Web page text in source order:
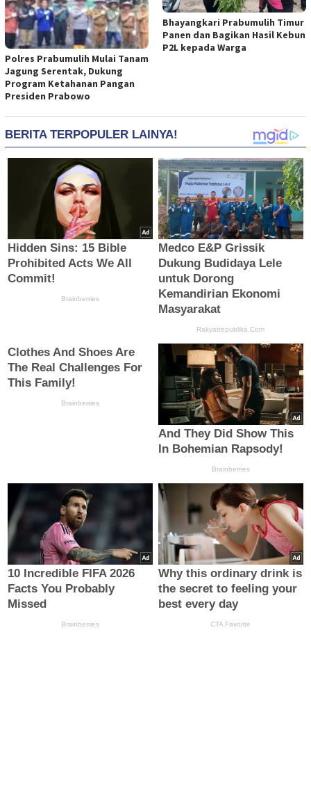
Polres Prabumulih Mulai Tanam
Jagung Serentak, Dukung
Program Ketahanan Pangan
Presiden Prabowo
Bhayangkari Prabumulih Timur
Panen dan Bagikan Hasil Kebun
P2L kepada Warga